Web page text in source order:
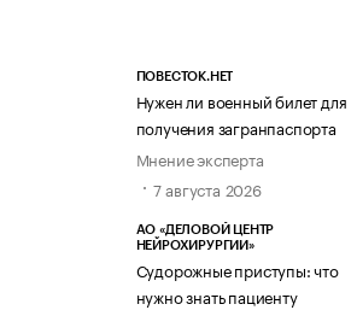
ПОВЕСТОК.НЕТ
Нужен ли военный билет для
получения загранпаспорта
Мнение эксперта
7 августа 2026
АО «ДЕЛОВОЙ ЦЕНТР
НЕЙРОХИРУРГИИ»
Судорожные приступы: что
нужно знать пациенту